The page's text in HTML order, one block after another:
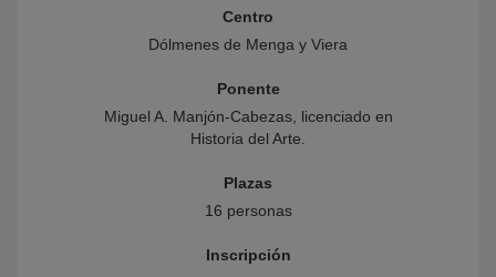
Centro
Dólmenes de Menga y Viera
Ponente
Miguel A. Manjón-Cabezas, licenciado en
Historia del Arte.
Plazas
16 personas
Inscripción